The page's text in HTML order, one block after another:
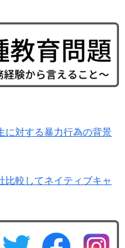
に対する暴力行為の背景
比較してネイティブキャ